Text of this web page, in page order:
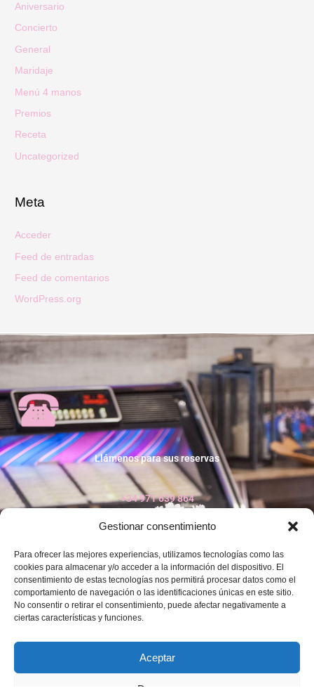
Gestionar consentimiento
Para ofrecer las mejores experiencias, utilizamos tecnologías como las
cookies para almacenar y/o acceder a la información del dispositivo. El
consentimiento de estas tecnologías nos permitirá procesar datos como el
comportamiento de navegación o las identificaciones únicas en este sitio.
No consentir o retirar el consentimiento, puede afectar negativamente a
ciertas características y funciones.
Aceptar
Denegar
Aniversario
Concierto
General
Maridaje
Menú 4 manos
Premios
Receta
Uncategorized
Meta
Acceder
Feed de entradas
Feed de comentarios
WordPress.org
Llámenos para sus reservas
+34 971 639 864